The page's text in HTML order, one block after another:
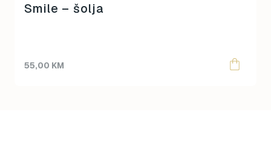
Smile – šolja
55,00 KM